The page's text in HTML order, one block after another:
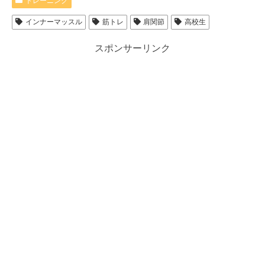
インナーマッスル 筋トレ 肩関節 高校生
スポンサーリンク